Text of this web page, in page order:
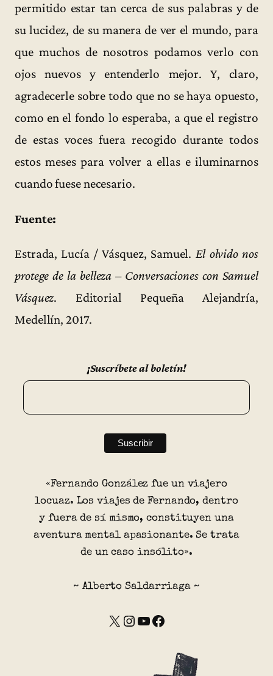
permitido estar tan cerca de sus palabras y de
su lucidez, de su manera de ver el mundo, para
que muchos de nosotros podamos verlo con
ojos nuevos y entenderlo mejor. Y, claro,
agradecerle sobre todo que no se haya opuesto,
como en el fondo lo esperaba, a que el registro
de estas voces fuera recogido durante todos
estos meses para volver a ellas e iluminarnos
cuando fuese necesario.
Fuente:
Estrada, Lucía / Vásquez, Samuel. El olvido nos
protege de la belleza – Conversaciones con Samuel
Vásquez. Editorial Pequeña Alejandría,
Medellín, 2017.
¡Suscríbete al boletín!
«Fernando González fue un viajero
locuaz. Los viajes de Fernando, dentro
y fuera de sí mismo, constituyen una
aventura mental apasionante. Se trata
de un caso insólito».
~ Alberto Saldarriaga ~
X Instagram YouTube Facebook